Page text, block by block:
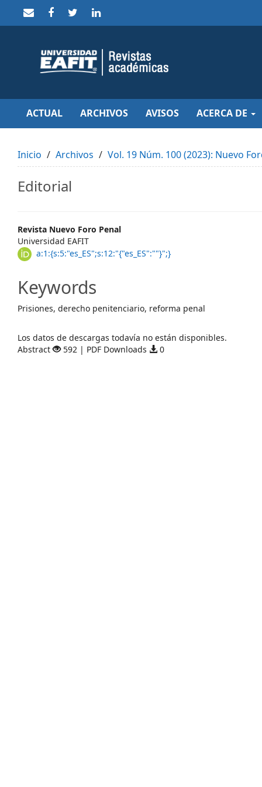
to
Main
Navigation
Content
Sidebar
ACTUAL ARCHIVOS AVISOS ACERCA DE
Inicio Archivos Vol. 19 Núm. 100 (2023): Nuevo
Editorial
Main
Article
Revista Nuevo Foro Penal
Universidad EAFIT
a:1:{s:5:"es_ES";s:12:"{"es_ES":""}";}
Keywords
Prisiones, derecho penitenciario, reforma penal
Los datos de descargas todavía no están disponibles.
Abstract
592 | PDF Downloads 0